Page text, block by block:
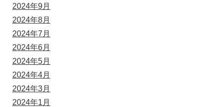
2024年9月
2024年8月
2024年7月
2024年6月
2024年5月
2024年4月
2024年3月
2024年1月